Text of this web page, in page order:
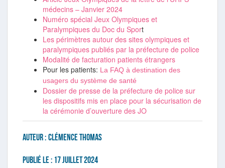
médecins – Janvier 2024
Numéro spécial Jeux Olympiques et
Paralympiques du Doc du Sport
Les périmètres autour des sites olympiques et
paralympiques publiés par la préfecture de police
Modalité de facturation patients étrangers
Pour les patients: La FAQ à destination des
usagers du système de santé
Dossier de presse de la préfecture de police sur
les dispositifs mis en place pour la sécurisation de
la cérémonie d’ouverture des JO
Auteur : Clémence Thomas
Publié le : 17 juillet 2024